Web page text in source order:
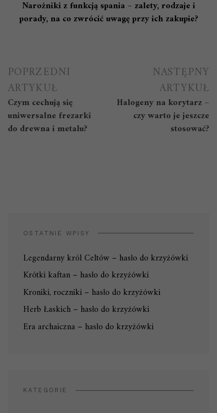
Narożniki z funkcją spania – zalety, rodzaje i
porady, na co zwrócić uwagę przy ich zakupie?
Nawigacja
wpisu
POPRZEDNI
ARTYKUŁ
Czym cechują się
uniwersalne frezarki
do drewna i metalu?
NASTĘPNY
ARTYKUŁ
Halogeny na korytarz –
czy warto je jeszcze
stosować?
OSTATNIE WPISY
Legendarny król Celtów – hasło do krzyżówki
Krótki kaftan – hasło do krzyżówki
Kroniki, roczniki – hasło do krzyżówki
Herb Łaskich – hasło do krzyżówki
Era archaiczna – hasło do krzyżówki
KATEGORIE